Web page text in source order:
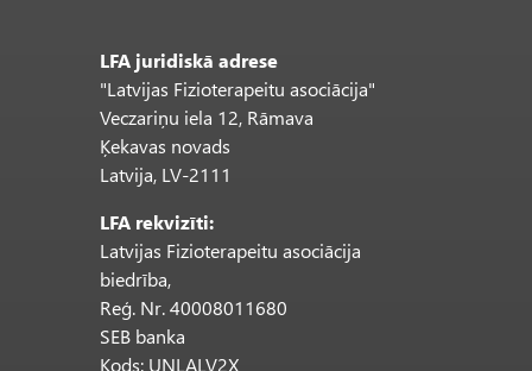
LFA juridiskā adrese
"Latvijas Fizioterapeitu asociācija"
Veczariņu iela 12, Rāmava
Ķekavas novads
Latvija, LV-2111
LFA rekvizīti:
Latvijas Fizioterapeitu asociācija
biedrība,
Reģ. Nr. 40008011680
SEB banka
Kods: UNLALV2X